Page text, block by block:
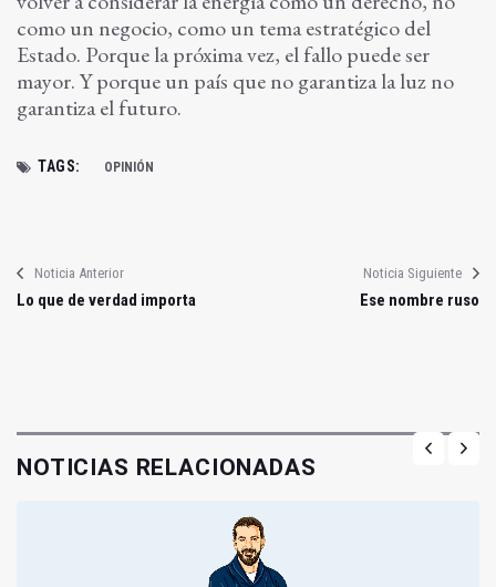
como un negocio, como un tema estratégico del
Estado. Porque la próxima vez, el fallo puede ser
mayor. Y porque un país que no garantiza la luz no
garantiza el futuro.
TAGS: OPINIÓN
Noticia Anterior
Lo que de verdad importa
Noticia Siguiente
Ese nombre ruso
NOTICIAS RELACIONADAS